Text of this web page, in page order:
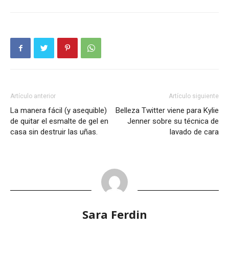
Artículo anterior
La manera fácil (y asequible)
de quitar el esmalte de gel en
casa sin destruir las uñas.
Artículo siguiente
Belleza Twitter viene para Kylie
Jenner sobre su técnica de
lavado de cara
Sara Ferdin